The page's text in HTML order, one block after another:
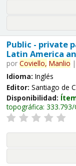
Public - private
Latin America
por Coviello, Manlio |
Idioma: Inglés
Editor: Santiago de
Disponibilidad:
topográfica: 333.793/